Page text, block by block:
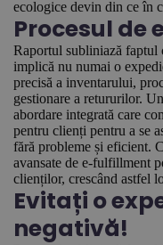
ecologice devin din ce în
Procesul
Raportul subliniază faptul
implică nu numai o
precisă a inventarului,
gestionare a retururilor.
abordare integrată care
pentru clienți pentru a se
fără probleme și eficient.
avansate de e-fulfillment
clienților, crescând astfel
Evitați o
negativă!